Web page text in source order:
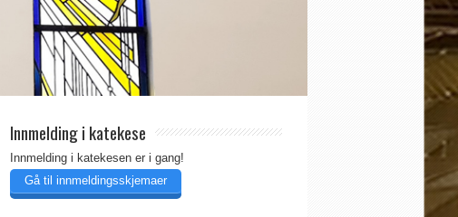
Innmelding i katekese
Innmelding i katekesen er i gang!
Gå til innmeldingsskjemaer